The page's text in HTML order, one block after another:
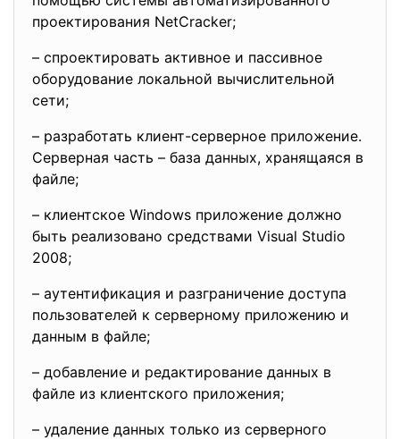
проектирования NetCracker;
– cпроектировать активное и пассивное
оборудование локальной вычислительной
сети;
– разработать клиент-серверное приложение.
Серверная часть – база данных, хранящаяся в
файле;
– клиентское Windows приложение должно
быть реализовано средствами Visual Studio
2008;
– аутентификация и разграничение доступа
пользователей к серверному приложению и
данным в файле;
– добавление и редактирование данных в
файле из клиентского приложения;
– удаление данных только из серверного